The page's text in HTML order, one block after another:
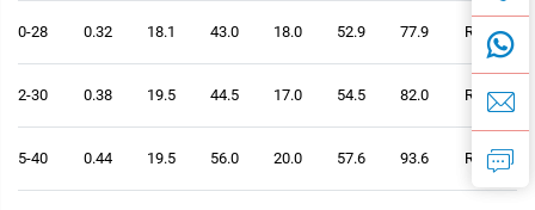
R20
77.9
52.9
18.0
43.0
18.1
0.32
20-28
R25
82.0
54.5
17.0
44.5
19.5
0.38
22-30
R30
93.6
57.6
20.0
56.0
19.5
0.44
25-40